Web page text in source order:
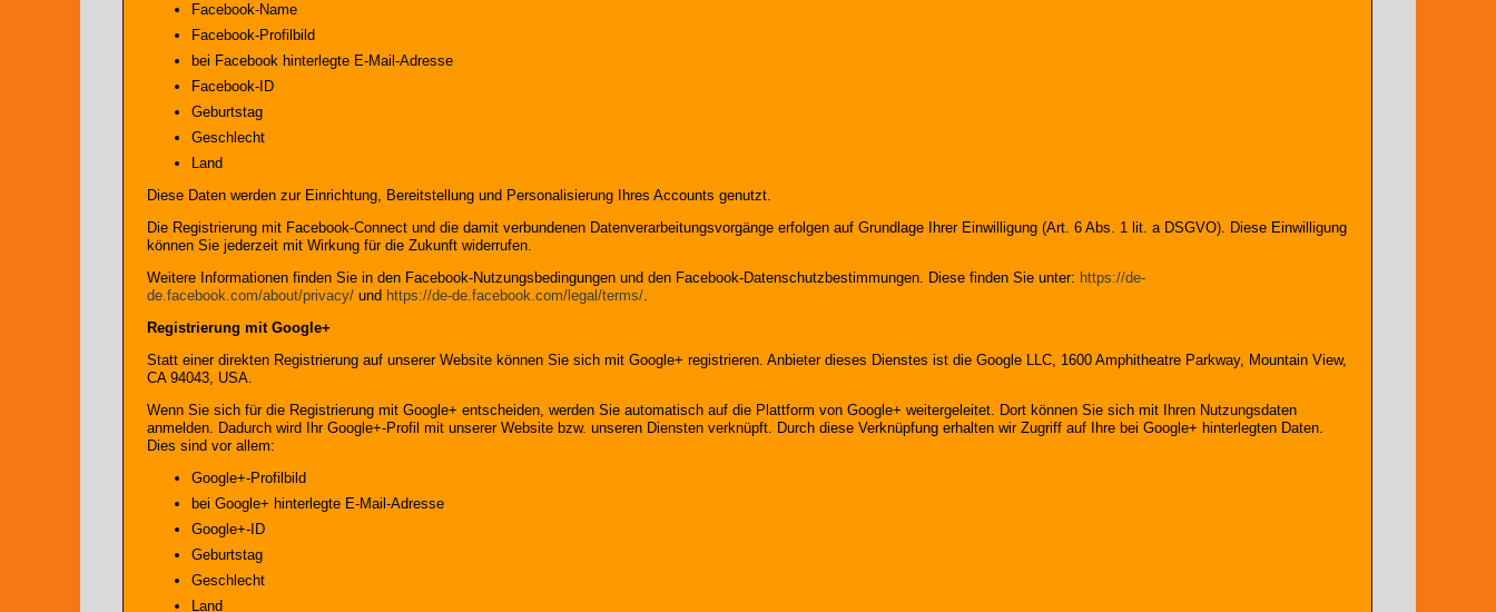
Facebook-Name
Facebook-Profilbild
bei Facebook hinterlegte E-Mail-Adresse
Facebook-ID
Geburtstag
Geschlecht
Land
Diese Daten werden zur Einrichtung, Bereitstellung und Personalisierung Ihres Accounts genutzt.
Die Registrierung mit Facebook-Connect und die damit verbundenen Datenverarbeitungsvorgänge erfolgen auf Grundlage Ihrer Einwilligung (Art. 6 Abs. 1 lit. a DSGVO). Diese Einwilligung
können Sie jederzeit mit Wirkung für die Zukunft widerrufen.
Weitere Informationen finden Sie in den Facebook-Nutzungsbedingungen und den Facebook-Datenschutzbestimmungen. Diese finden Sie unter: https://de-
de.facebook.com/about/privacy/ und https://de-de.facebook.com/legal/terms/.
Registrierung mit Google+
Statt einer direkten Registrierung auf unserer Website können Sie sich mit Google+ registrieren. Anbieter dieses Dienstes ist die Google LLC, 1600 Amphitheatre Parkway, Mountain View,
CA 94043, USA.
Wenn Sie sich für die Registrierung mit Google+ entscheiden, werden Sie automatisch auf die Plattform von Google+ weitergeleitet. Dort können Sie sich mit Ihren Nutzungsdaten
anmelden. Dadurch wird Ihr Google+-Profil mit unserer Website bzw. unseren Diensten verknüpft. Durch diese Verknüpfung erhalten wir Zugriff auf Ihre bei Google+ hinterlegten Daten.
Dies sind vor allem:
Google+-Profilbild
bei Google+ hinterlegte E-Mail-Adresse
Google+-ID
Geburtstag
Geschlecht
Land